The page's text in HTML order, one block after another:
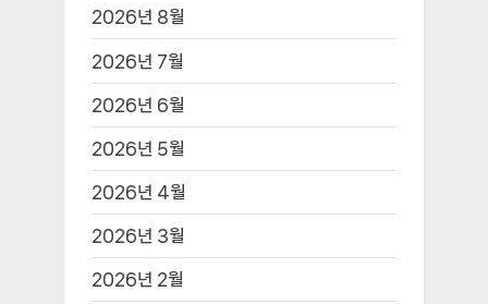
2026년 8월
2026년 7월
2026년 6월
2026년 5월
2026년 4월
2026년 3월
2026년 2월